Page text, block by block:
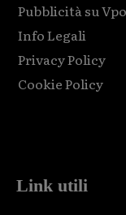
Pubblicità su
Info Legali
Privacy Policy
Cookie Policy
Link utili